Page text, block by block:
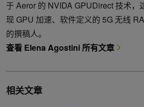
于 Aeror 的 NVIDA GPUDirect 技术，
现 GPU 加速、软件定义的 5G 无线
的撰稿人。
查看 Elena Agostini 所有文章
相关文章